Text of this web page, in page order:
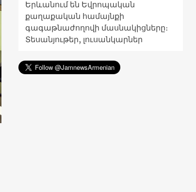
Երևանում են Եվրոպական
քաղաքական համայնքի
գագաթնաժողովի մասնակիցները։
Տեսանյութեր, լուսանկարներ